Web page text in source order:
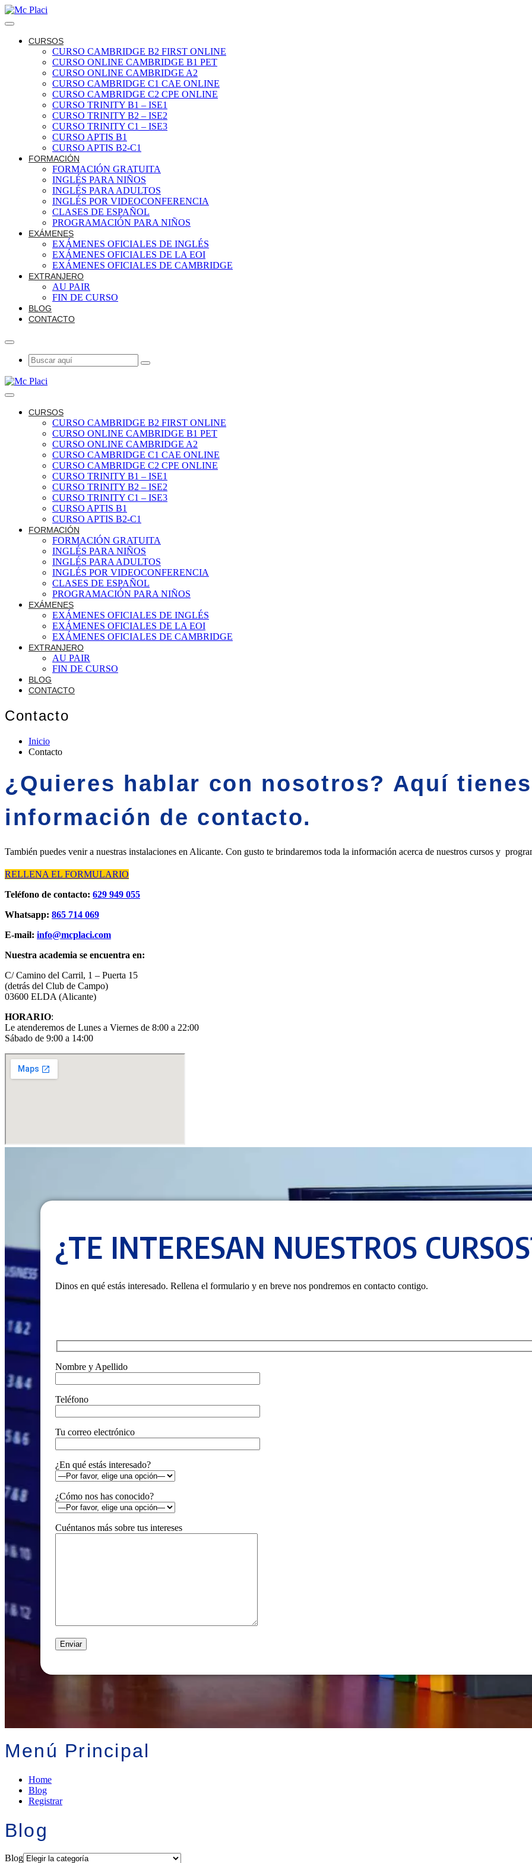
CURSOS
CURSO CAMBRIDGE B2 FIRST ONLINE
CURSO ONLINE CAMBRIDGE B1 PET
CURSO ONLINE CAMBRIDGE A2
CURSO CAMBRIDGE C1 CAE ONLINE
CURSO CAMBRIDGE C2 CPE ONLINE
CURSO TRINITY B1 – ISE1
CURSO TRINITY B2 – ISE2
CURSO TRINITY C1 – ISE3
CURSO APTIS B1
CURSO APTIS B2-C1
FORMACIÓN
FORMACIÓN GRATUITA
INGLÉS PARA NIÑOS
INGLÉS PARA ADULTOS
INGLÉS POR VIDEOCONFERENCIA
CLASES DE ESPAÑOL
PROGRAMACIÓN PARA NIÑOS
EXÁMENES
EXÁMENES OFICIALES DE INGLÉS
EXÁMENES OFICIALES DE LA EOI
EXÁMENES OFICIALES DE CAMBRIDGE
EXTRANJERO
AU PAIR
FIN DE CURSO
BLOG
CONTACTO
CURSOS
CURSO CAMBRIDGE B2 FIRST ONLINE
CURSO ONLINE CAMBRIDGE B1 PET
CURSO ONLINE CAMBRIDGE A2
CURSO CAMBRIDGE C1 CAE ONLINE
CURSO CAMBRIDGE C2 CPE ONLINE
CURSO TRINITY B1 – ISE1
CURSO TRINITY B2 – ISE2
CURSO TRINITY C1 – ISE3
CURSO APTIS B1
CURSO APTIS B2-C1
FORMACIÓN
FORMACIÓN GRATUITA
INGLÉS PARA NIÑOS
INGLÉS PARA ADULTOS
INGLÉS POR VIDEOCONFERENCIA
CLASES DE ESPAÑOL
PROGRAMACIÓN PARA NIÑOS
EXÁMENES
EXÁMENES OFICIALES DE INGLÉS
EXÁMENES OFICIALES DE LA EOI
EXÁMENES OFICIALES DE CAMBRIDGE
EXTRANJERO
AU PAIR
FIN DE CURSO
BLOG
CONTACTO
Contacto
Inicio
Contacto
¿Quieres hablar con nosotros? Aquí
información de contacto.
También puedes venir a nuestras instalaciones en Alicante. Con gusto te brindaremos toda la información acerca de nuestros cursos y
RELLENA EL FORMULARIO
Teléfono de contacto: 629 949 055
Whatsapp: 865 714 069
E-mail: info@mcplaci.com
Nuestra academia se encuentra en:
C/ Camino del Carril, 1 – Puerta 15
(detrás del Club de Campo)
03600 ELDA (Alicante)
HORARIO:
Le atenderemos de Lunes a Viernes de 8:00 a 22:00
Sábado de 9:00 a 14:00
¿TE INTERESAN NUESTROS
Dinos en qué estás interesado. Rellena el formulario y en breve nos pondremos en contacto contigo.
Nombre y Apellido
Teléfono
Tu correo electrónico
¿En qué estás interesado?
¿Cómo nos has conocido?
Cuéntanos más sobre tus intereses
Menú Principal
Home
Blog
Registrar
Blog
Blog